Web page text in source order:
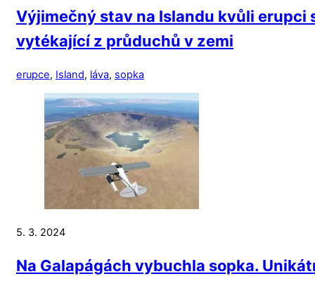
Výjimečný stav na Islandu kvůli erupci
vytékající z průduchů v zemi
erupce, Island, láva, sopka
5. 3. 2024
Na Galapágách vybuchla sopka.